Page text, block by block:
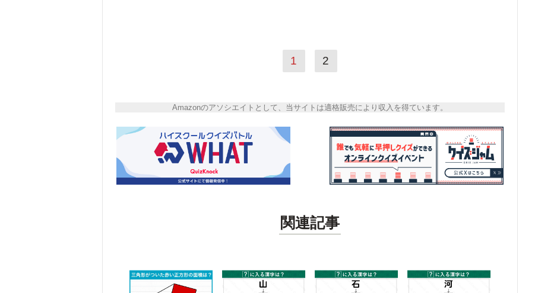
1 2
Amazonのアソシエイトとして、当サイトは適格販売により収入を得ています。
関連記事